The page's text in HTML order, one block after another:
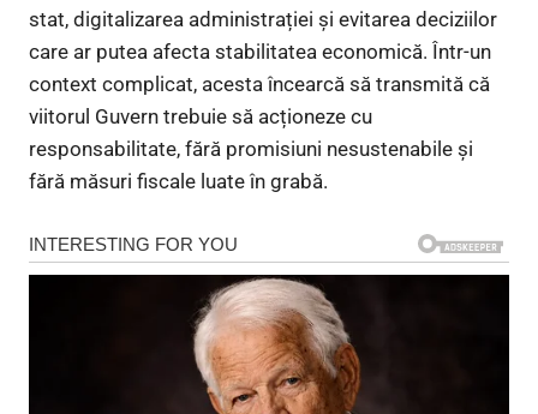
stat, digitalizarea administrației și evitarea deciziilor
care ar putea afecta stabilitatea economică. Într-un
context complicat, acesta încearcă să transmită că
viitorul Guvern trebuie să acționeze cu
responsabilitate, fără promisiuni nesustenabile și
fără măsuri fiscale luate în grabă.